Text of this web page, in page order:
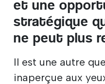
et une
stratégique
ne peut plus
Il est une autre
inaperçue aux